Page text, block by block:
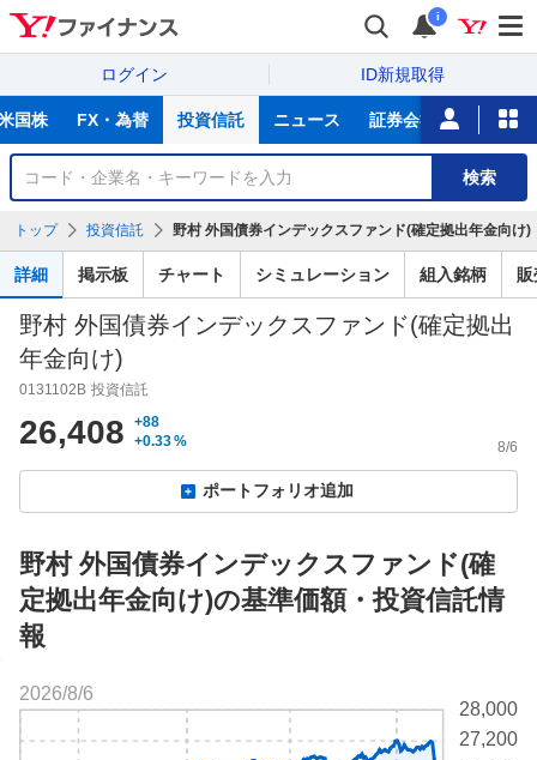
i
ログイン ID新規取得
主
な
サ
国株 FX・為替 投資信託 ニュース 証券会社比較 NISA
銘
検
索
検索
トップ 投資信託 野村 外国債券インデックスファンド(確定拠出年金向け
詳細 掲示板 チャート シミュレーション 組入銘柄
野村 外国債券インデックスファンド(確定拠出
年金向け)
0131102B 投資信託
26,408
+88
+0.33% 8/6
ポートフォリオ追加
野村 外国債券インデックスファンド(確
定拠出年金向け)の基準価額・投資信託情
報
27,200
28,000
2026/8/6